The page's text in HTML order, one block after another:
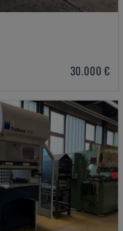
30.000 €